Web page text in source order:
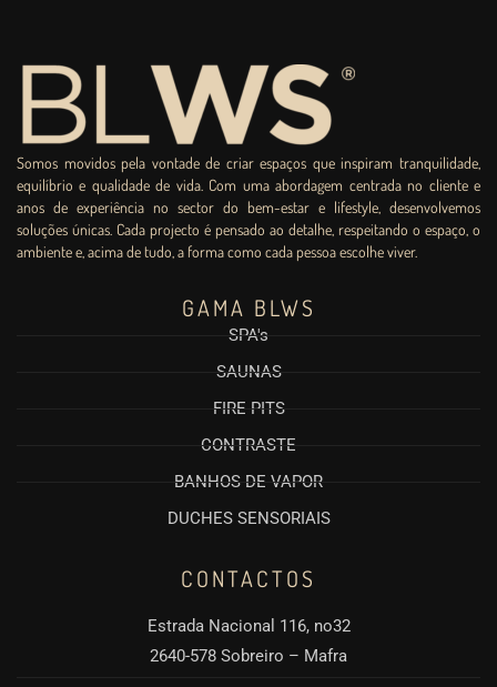
Somos movidos pela vontade de criar espaços que inspiram tranquilidade,
equilíbrio e qualidade de vida. Com uma abordagem centrada no cliente e
anos de experiência no sector do bem-estar e lifestyle, desenvolvemos
soluções únicas. Cada projecto é pensado ao detalhe, respeitando o espaço, o
ambiente e, acima de tudo, a forma como cada pessoa escolhe viver.
GAMA BLWS
SPA's
SAUNAS
FIRE PITS
CONTRASTE
BANHOS DE VAPOR
DUCHES SENSORIAIS
CONTACTOS
Estrada Nacional 116, no32
2640-578 Sobreiro – Mafra